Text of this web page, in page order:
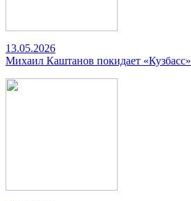
13.05.2026
Михаил Каштанов покидает «Кузбасс»